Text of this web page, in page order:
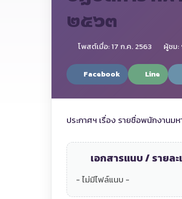
๒๕๖๓
โพสต์เมื่อ: 17 ก.ค. 2563 ผู้ชม:
Facebook Line
ประกาศฯ เรื่อง รายชื่อพนักงาน
เอกสารแนบ / รายล
- ไม่มีไฟล์แนบ -